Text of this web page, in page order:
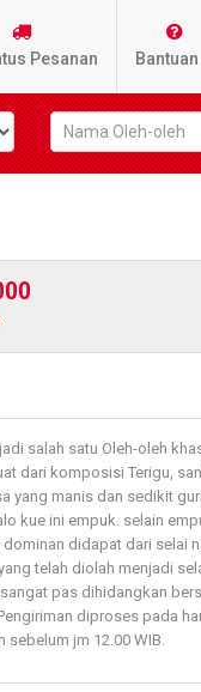
Pesanan Bantuan
salah satu Oleh-oleh
dari komposisi Terigu,
yang manis dan sedikit
kue ini empuk. selain
dominan didapat dari selai
telah diolah menjadi
pas dihidangkan
diproses pada
sebelum jm 12.00 WIB.